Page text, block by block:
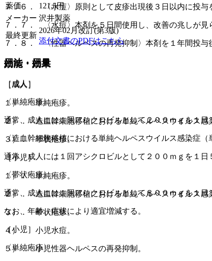
７．６． 〈水痘〉原則として皮疹出現後３日以内に投与
７．７． 〈水痘〉本剤を５日間使用し、改善の兆しが見
７．８． 〈性器ヘルペスの再発抑制〉本剤を１年間投与
効能・効果
［成人］
１）． 単純疱疹。
２）． 造血幹細胞移植における単純ヘルペスウイルス感
３）． 帯状疱疹。
［小児］
１）． 単純疱疹。
２）． 造血幹細胞移植における単純ヘルペスウイルス感
３）． 帯状疱疹。
４）． 小児水痘。
５）． 小児性器ヘルペスの再発抑制。
薬価
121.5円
メーカー 沢井製薬
最終更新
2026年02月改訂(第3版)
添付文書のPDFはこちら
用法・用量
［成人］
〈単純疱疹〉
通常、成人には１回アシクロビルとして２００ｍｇを１日
〈造血幹細胞移植における単純ヘルペスウイルス感染症（
通常、成人には１回アシクロビルとして２００ｍｇを１
〈帯状疱疹〉
通常、成人には１回アシクロビルとして８００ｍｇを１日
なお、年齢、症状により適宜増減する。
［小児］
〈単純疱疹〉